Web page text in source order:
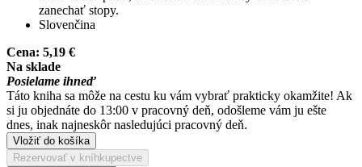
zanechať stopy.
Slovenčina
Cena: 5,19 €
Na sklade
Posielame ihneď
Táto kniha sa môže na cestu ku vám vybrať prakticky okamžite! Ak
si ju objednáte do 13:00 v pracovný deň, odošleme vám ju ešte
dnes, inak najneskôr nasledujúci pracovný deň.
Vložiť do košíka
Rezervovať v kníhkupectve